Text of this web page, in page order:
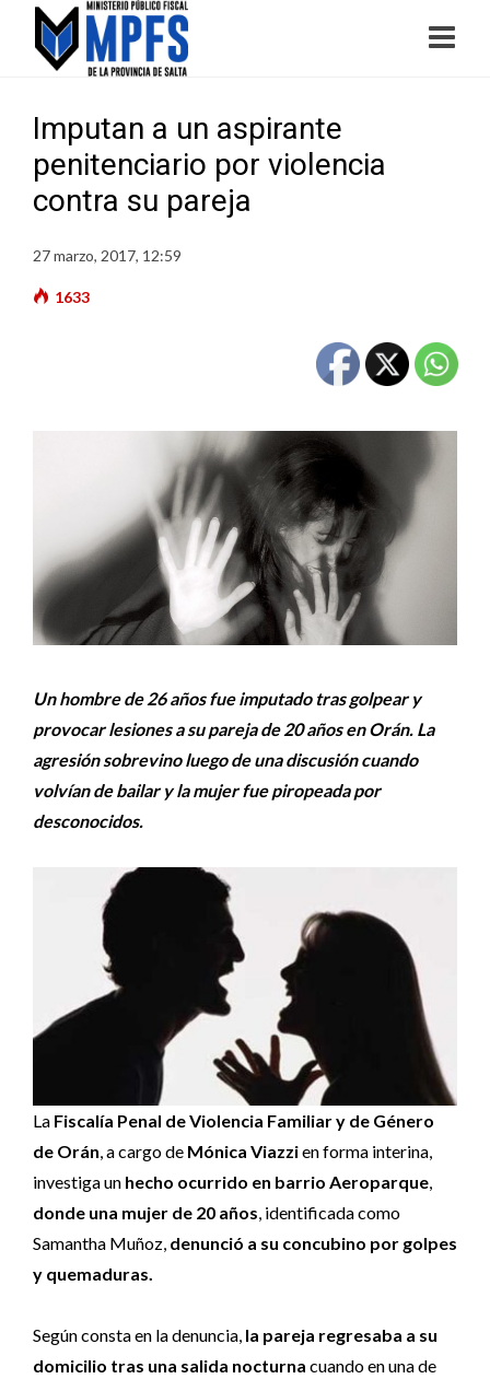
Imputan a un aspirante
penitenciario por violencia
contra su pareja
27 marzo, 2017, 12:59
1633
Un hombre de 26 años fue imputado tras golpear y
provocar lesiones a su pareja de 20 años en Orán. La
agresión sobrevino luego de una discusión cuando
volvían de bailar y la mujer fue piropeada por
desconocidos.
La Fiscalía Penal de Violencia Familiar y de Género
de Orán, a cargo de Mónica Viazzien forma interina,
investiga un hecho ocurrido en barrio Aeroparque,
donde una mujer de 20 años, identificada como
Samantha Muñoz, denunció a su concubino por golpes
y quemaduras.
Según consta en la denuncia, la pareja regresaba a su
domicilio tras una salida nocturna cuando en una de